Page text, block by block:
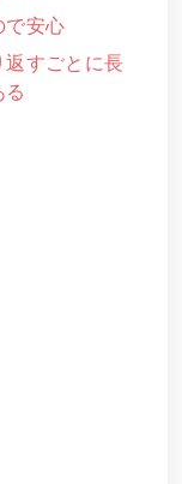
で安心
返すごとに長